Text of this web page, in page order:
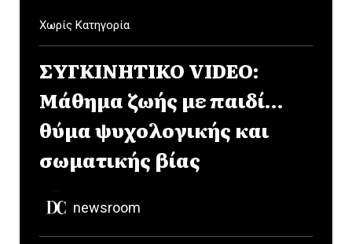
Χωρίς Κατηγορία
ΣΥΓΚΙΝΗΤΙΚΟ VIDEO:
Μάθημα ζωής με παιδί…
θύμα ψυχολογικής και
σωματικής βίας
newsroom